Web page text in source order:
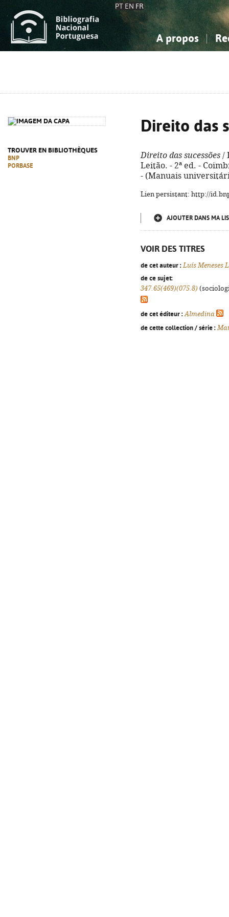
PT EN FR
A propos
TROUVER EN BIBLIOTHÈQUES
BNP
PORBASE
Direito das
Direito das sucessões /
Leitão. - 2ª ed. -
- (Manuais
Lien persistant: http://
AJOUTER DANS MA
VOIR DES TITRES
de cet auteur : Luís Meneses
de ce sujet:
347.65(469)(075.8)
de cet éditeur : Almedina
de cette collection / série :